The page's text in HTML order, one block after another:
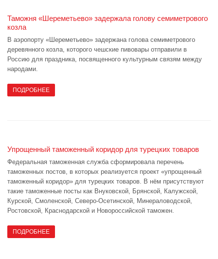
Таможня «Шереметьево» задержала голову семиметрового
козла
В аэропорту «Шереметьево» задержана голова семиметрового
деревянного козла, которого чешские пивовары отправили в
Россию для праздника, посвященного культурным связям между
народами.
ПОДРОБНЕЕ
Упрощенный таможенный коридор для турецких товаров
Федеральная таможенная служба сформировала перечень
таможенных постов, в которых реализуется проект «упрощенный
таможенный коридор» для турецких товаров. В нём присутствуют
такие таможенные посты как Внуковской, Брянской, Калужской,
Курской, Смоленской, Северо-Осетинской, Минераловодской,
Ростовской, Краснодарской и Новороссийской таможен.
ПОДРОБНЕЕ